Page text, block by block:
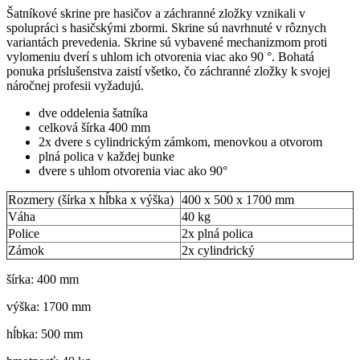
Šatníkové skrine pre hasičov a záchranné zložky vznikali v
spolupráci s hasičskými zbormi. Skrine sú navrhnuté v rôznych
variantách prevedenia. Skrine sú vybavené mechanizmom proti
vylomeniu dverí s uhlom ich otvorenia viac ako 90 °. Bohatá
ponuka príslušenstva zaistí všetko, čo záchranné zložky k svojej
náročnej profesii vyžadujú.
dve oddelenia šatníka
celková šírka 400 mm
2x dvere s cylindrickým zámkom, menovkou a otvorom
plná polica v každej bunke
dvere s uhlom otvorenia viac ako 90°
Rozmery (šírka x hĺbka x výška) 400 x 500 x 1700 mm
Váha
40 kg
Police
2x plná polica
Zámok
2x cylindrický
šírka: 400 mm
výška: 1700 mm
hĺbka: 500 mm